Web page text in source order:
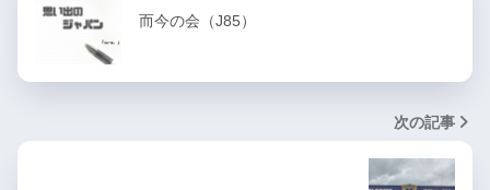
而今の会（J85）
次の記事